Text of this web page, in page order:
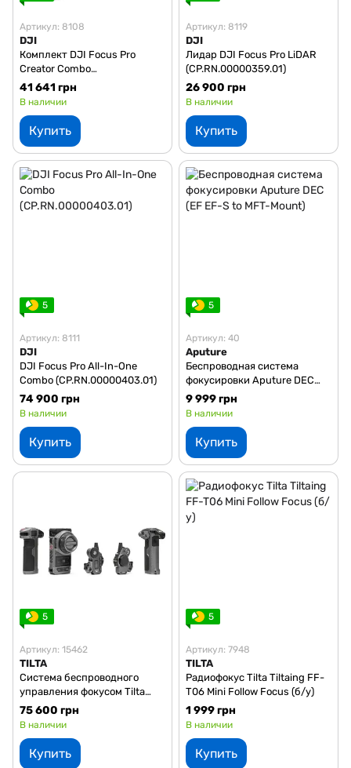
Артикул: 8108
DJI
Комплект DJI Focus Pro
Creator Combo
(CP.RN.00000404.01)
41 641 грн
В наличии
Купить
Артикул: 8119
DJI
Лидар DJI Focus Pro LiDAR
(CP.RN.00000359.01)
26 900 грн
В наличии
Купить
5
Артикул: 8111
DJI
DJI Focus Pro All-In-One
Combo (CP.RN.00000403.01)
74 900 грн
В наличии
Купить
5
Артикул: 40
Aputure
Беспроводная система
фокусировки Aputure DEC
(EF EF-S to MFT-Mount)
9 999 грн
В наличии
Купить
5
Артикул: 15462
TILTA
Система беспроводного
управления фокусом Tilta
Nucleus-M II Ultimate Kit
(WLC-T06)
75 600 грн
В наличии
Купить
5
Артикул: 7948
TILTA
Радиофокус Tilta Tiltaing FF-
T06 Mini Follow Focus (б/у)
1 999 грн
В наличии
Купить